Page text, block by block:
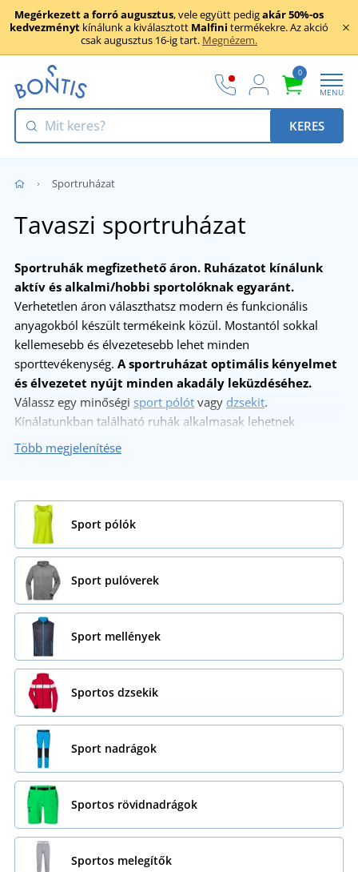
Megérkezett a forró augusztus, vele együtt pedigakár 50%-os
kedvezményt kínálunk a kiválasztott Malfini termékekre. Az akció
csak augusztus 16-ig tart. Megnézem.
0
MENU
KERES
Sportruházat
Tavaszi sportruházat
Sportruhák megfizethető áron. Ruházatot kínálunk
aktív és alkalmi/hobbi sportolóknak egyaránt.
Verhetetlen áron választhatsz modern és funkcionális
anyagokból készült termékeink közül. Mostantól sokkal
kellemesebb és élvezetesebb lehet minden
sporttevékenység. A sportruházat optimális kényelmet
és élvezetet nyújt minden akadály leküzdéséhez.
Válassz egy minőségi sport pólót vagy dzsekit.
Kínálatunkban található ruhák alkalmasak lehetnek
különféle sportoláshoz, legyen az egy könnyed edzés vagy
aktív erőnléti mozgás. A téli hónapokban egy minőségi
kedvelői számárakerékpáros ruházatotis kínálunk. De
kínálatunkban találsz kedvező áru
egy kényelmes
Több megjelenítése
Sport pólók
Sport pulóverek
Sport mellények
Sportos dzsekik
Sport nadrágok
Sportos rövidnadrágok
Sportos melegítők